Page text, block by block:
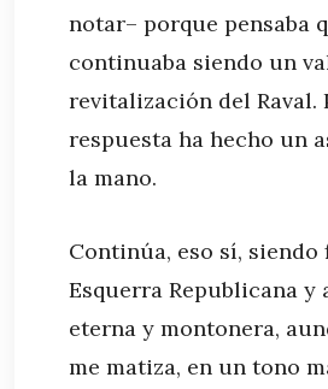
notar– porque pensaba
continuaba siendo un
revitalización del Raval.
respuesta ha hecho un
la mano.
Continúa, eso sí, siendo
Esquerra Republicana y
eterna y montonera,
me matiza, en un tono